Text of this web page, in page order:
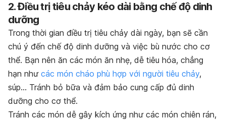
2. Điều trị tiêu chảy kéo dài bằng chế độ dinh
dưỡng
Trong thời gian điều trị tiêu chảy dài ngày, bạn sẽ cần
chú ý đến chế độ dinh dưỡng và việc bù nước cho cơ
thể. Bạn nên ăn các món ăn nhẹ, dễ tiêu hóa, chẳng
hạn như các món cháo phù hợp với người tiêu chảy,
súp… Tránh bỏ bữa và đảm bảo cung cấp đủ dinh
dưỡng cho cơ thể.
Tránh các món dễ gây kích ứng như các món chiên rán,